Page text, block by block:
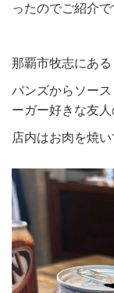
ったのでご紹介で
那覇市牧志にある
バンズからソー
ーガー好きな友
店内はお肉を焼